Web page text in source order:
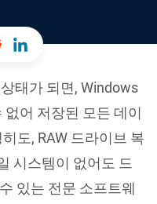
태가 되면, Windows
어 저장된 모든 데이
도, RAW 드라이브 복
시스템이 없어도 드
있는 전문 소프트웨